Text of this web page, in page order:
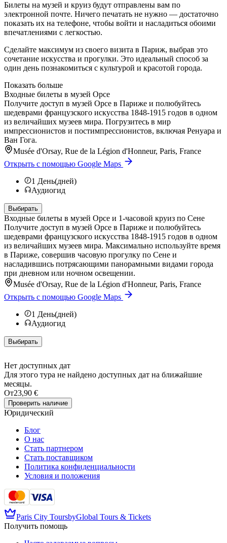
Билеты на музей и круиз будут отправлены вам по
электронной почте. Ничего печатать не нужно — достаточно
показать их на телефоне, чтобы войти и насладиться обоими
впечатлениями с легкостью.
Сделайте максимум из своего визита в Париж, выбрав это
сочетание искусства и прогулки. Это идеальный способ за
один день познакомиться с культурой и красотой города.
Показать больше
Входные билеты в музей Орсе
Получите доступ в музей Орсе в Париже и полюбуйтесь
шедеврами французского искусства 1848-1915 годов в одном
из величайших музеев мира. Погрузитесь в мир
импрессионистов и постимпрессионистов, включая Ренуара и
Ван Гога.
Musée d'Orsay, Rue de la Légion d'Honneur, Paris, France
Открыть с помощью Google Maps
1 День(дней)
Аудиогид
Выбирать
Входные билеты в музей Орсе и 1-часовой круиз по Сене
Получите доступ в музей Орсе в Париже и полюбуйтесь
шедеврами французского искусства 1848-1915 годов в одном
из величайших музеев мира. Максимально используйте время
в Париже, совершив часовую прогулку по Сене и
насладившись потрясающими панорамными видами города
при дневном или ночном освещении.
Musée d'Orsay, Rue de la Légion d'Honneur, Paris, France
Открыть с помощью Google Maps
1 День(дней)
Аудиогид
Выбирать
Нет доступных дат
Для этого тура не найдено доступных дат на ближайшие
месяцы.
От23,90 €
Проверить наличие
Юридический
Блог
О нас
Стать партнером
Стать поставщиком
Политика конфиденциальности
Условия и положения
Paris City ToursbyGlobal Tours & Tickets
Получить помощь